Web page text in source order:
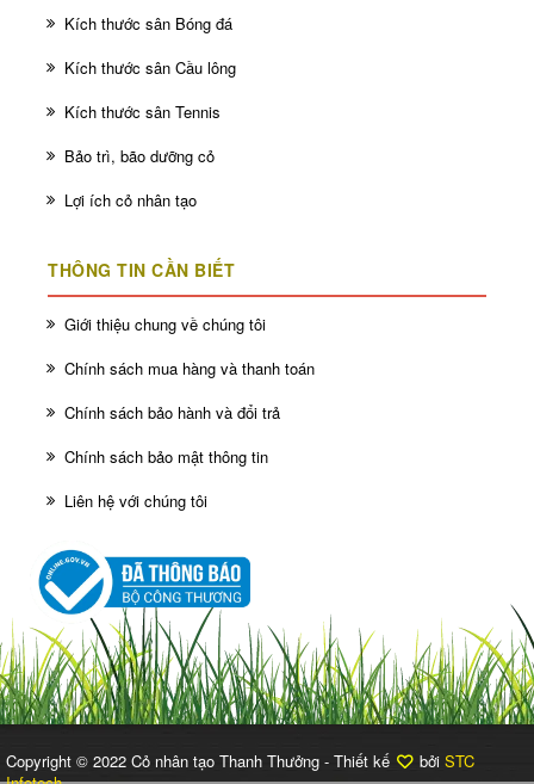
Kích thước sân Bóng đá
Kích thước sân Cầu lông
Kích thước sân Tennis
Bảo trì, bão dưỡng cỏ
Lợi ích cỏ nhân tạo
THÔNG TIN CẦN BIẾT
Giới thiệu chung về chúng tôi
Chính sách mua hàng và thanh toán
Chính sách bảo hành và đổi trả
Chính sách bảo mật thông tin
Liên hệ với chúng tôi
Copyright © 2022 Cỏ nhân tạo Thanh Thưởng - Thiết kế bởi STC